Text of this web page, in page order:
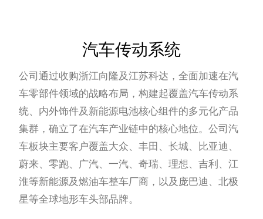
汽车传动系统
公司通过收购浙江向隆及江苏科达，全面加速在汽
车零部件领域的战略布局，构建起覆盖汽车传动系
统、内外饰件及新能源电池核心组件的多元化产品
集群，确立了在汽车产业链中的核心地位。公司汽
车板块主要客户覆盖大众、丰田、长城、比亚迪、
蔚来、零跑、广汽、一汽、奇瑞、理想、吉利、江
淮等新能源及燃油车整车厂商，以及庞巴迪、北极
星等全球地形车头部品牌。